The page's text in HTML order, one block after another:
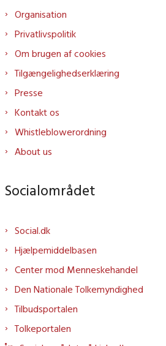
Organisation
Privatlivspolitik
Om brugen af cookies
Tilgængelighedserklæring
Presse
Kontakt os
Whistleblowerordning
About us
Socialområdet
Social.dk
Hjælpemiddelbasen
Center mod Menneskehandel
Den Nationale Tolkemyndighed
Tilbudsportalen
Tolkeportalen